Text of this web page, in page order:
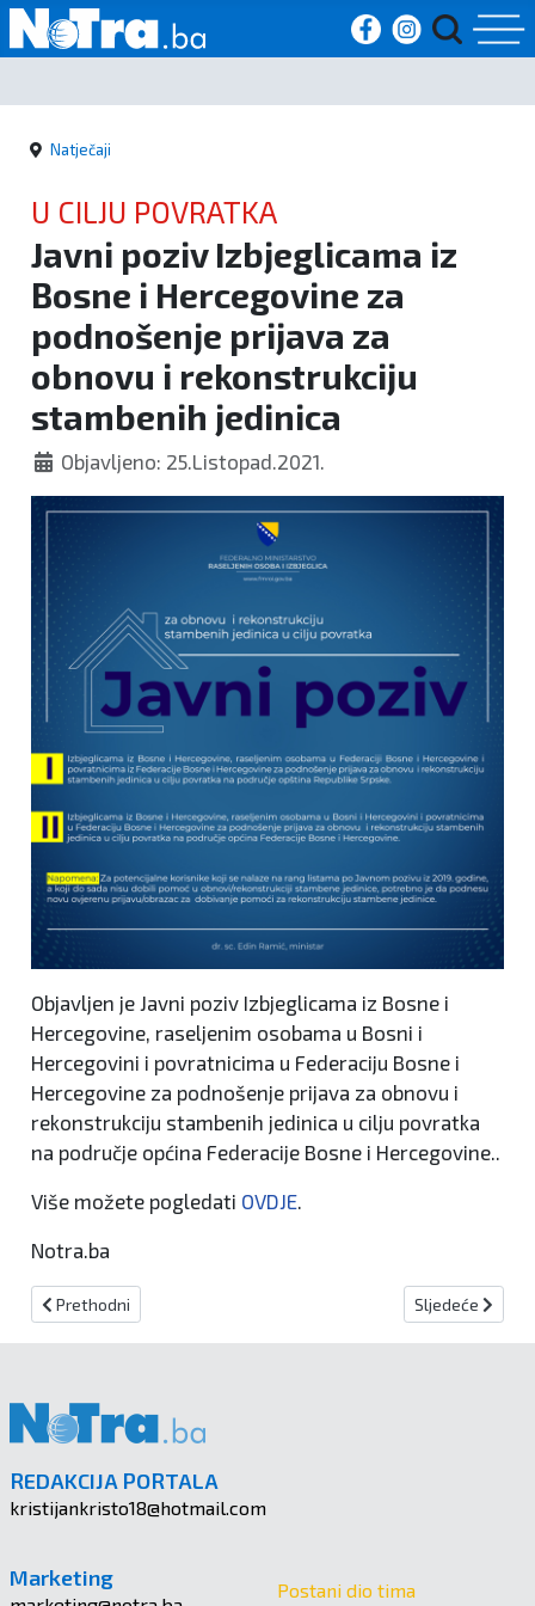
Početna
Vijesti
Sport
Kultura
Crna
kronika
Politika
Zanimljivosti
Natječaji
U CILJU POVRATKA
Javni poziv Izbjeglicama iz
Bosne i Hercegovine za
podnošenje prijava za
obnovu i rekonstrukciju
stambenih jedinica
Objavljeno: 25.Listopad.2021.
Objavljen je Javni poziv Izbjeglicama iz Bosne i
Hercegovine, raseljenim osobama u Bosni i
Hercegovini i povratnicima u Federaciju Bosne i
Hercegovine za podnošenje prijava za obnovu i
rekonstrukciju stambenih jedinica u cilju povratka
na područje općina Federacije Bosne i Hercegovine..
Više možete pogledati OVDJE.
Notra.ba
Prethodni članak: Prijavite se na “Ostbrandenburg Meets Balkan”
Prethodni Sljedeći
Sljedeće
REDAKCIJA PORTALA
kristijankristo18@hotmail.com
Marketing Postani dio tima